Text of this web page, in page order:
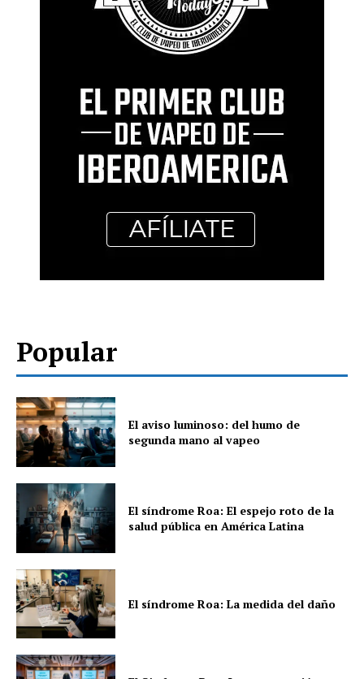
Popular
El aviso luminoso: del humo de
segunda mano al vapeo
El síndrome Roa: El espejo roto de la
salud pública en América Latina
El síndrome Roa: La medida del daño